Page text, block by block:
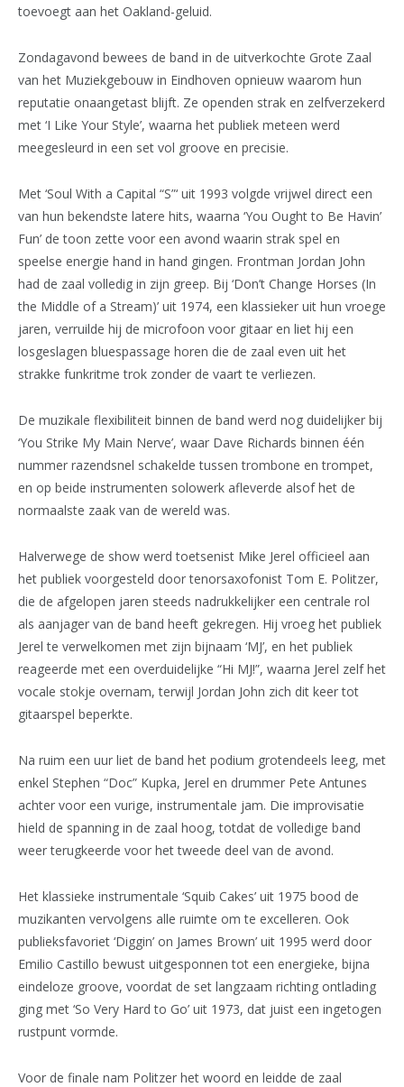
toevoegt aan het Oakland-geluid.
Zondagavond bewees de band in de uitverkochte Grote Zaal
van het Muziekgebouw in Eindhoven opnieuw waarom hun
reputatie onaangetast blijft. Ze openden strak en zelfverzekerd
met ‘I Like Your Style’, waarna het publiek meteen werd
meegesleurd in een set vol groove en precisie.
Met ‘Soul With a Capital “S”‘ uit 1993 volgde vrijwel direct een
van hun bekendste latere hits, waarna ‘You Ought to Be Havin’
Fun’ de toon zette voor een avond waarin strak spel en
speelse energie hand in hand gingen. Frontman Jordan John
had de zaal volledig in zijn greep. Bij ‘Don’t Change Horses (In
the Middle of a Stream)’ uit 1974, een klassieker uit hun vroege
jaren, verruilde hij de microfoon voor gitaar en liet hij een
losgeslagen bluespassage horen die de zaal even uit het
strakke funkritme trok zonder de vaart te verliezen.
De muzikale flexibiliteit binnen de band werd nog duidelijker bij
‘You Strike My Main Nerve’, waar Dave Richards binnen één
nummer razendsnel schakelde tussen trombone en trompet,
en op beide instrumenten solowerk afleverde alsof het de
normaalste zaak van de wereld was.
Halverwege de show werd toetsenist Mike Jerel officieel aan
het publiek voorgesteld door tenorsaxofonist Tom E. Politzer,
die de afgelopen jaren steeds nadrukkelijker een centrale rol
als aanjager van de band heeft gekregen. Hij vroeg het publiek
Jerel te verwelkomen met zijn bijnaam ‘MJ’, en het publiek
reageerde met een overduidelijke “Hi MJ!”, waarna Jerel zelf het
vocale stokje overnam, terwijl Jordan John zich dit keer tot
gitaarspel beperkte.
Na ruim een uur liet de band het podium grotendeels leeg, met
enkel Stephen “Doc” Kupka, Jerel en drummer Pete Antunes
achter voor een vurige, instrumentale jam. Die improvisatie
hield de spanning in de zaal hoog, totdat de volledige band
weer terugkeerde voor het tweede deel van de avond.
Het klassieke instrumentale ‘Squib Cakes’ uit 1975 bood de
muzikanten vervolgens alle ruimte om te excelleren. Ook
publieksfavoriet ‘Diggin’ on James Brown’ uit 1995 werd door
Emilio Castillo bewust uitgesponnen tot een energieke, bijna
eindeloze groove, voordat de set langzaam richting ontlading
ging met ‘So Very Hard to Go’ uit 1973, dat juist een ingetogen
rustpunt vormde.
Voor de finale nam Politzer het woord en leidde de zaal